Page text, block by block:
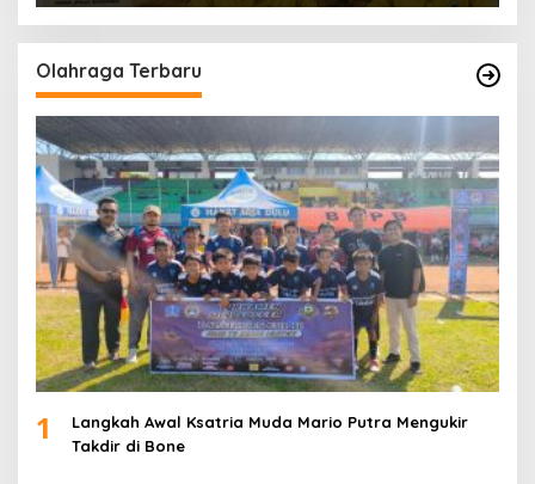
Olahraga Terbaru
1
Langkah Awal Ksatria Muda Mario Putra Mengukir
Takdir di Bone